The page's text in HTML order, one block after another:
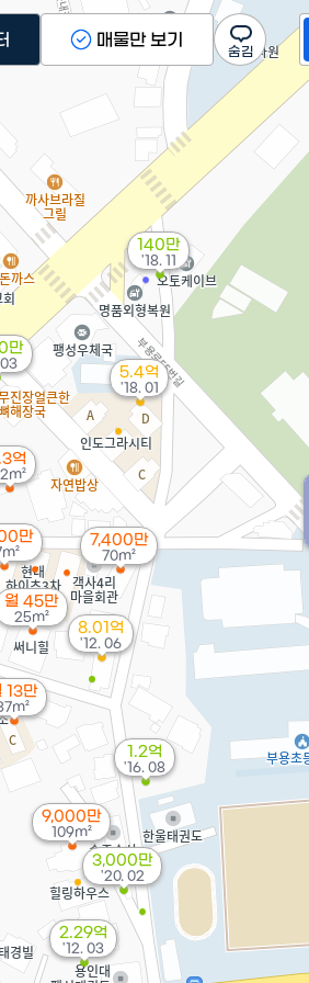
13만
월 45만
25m²
만
9,000만
109m²
3,000만
'20. 02
140만
'18. 11
5.4억
'18. 01
1.2억
'16. 08
7,400만
70m²
억
8.01억
'12. 06
2.29억
'12. 03
만
매물만 보기